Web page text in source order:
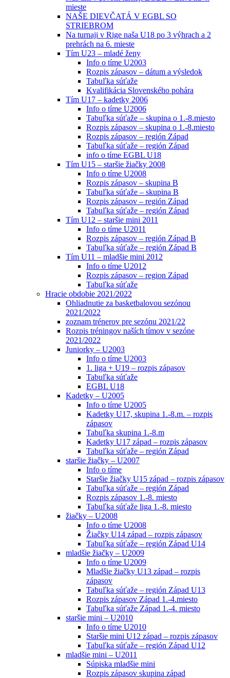
mieste
NAŠE DIEVČATÁ V EGBL SO
STRIEBROM
Na turnaji v Rige naša U18 po 3 výhrach a 2
prehrách na 6. mieste
Tím U23 – mladé ženy
Info o tíme U2003
Rozpis zápasov – dátum a výsledok
Tabuľka súťaže
Kvalifikácia Slovenského pohára
Tím U17 – kadetky 2006
Info o tíme U2006
Tabuľka súťaže – skupina o 1.-8.miesto
Rozpis zápasov – skupina o 1.-8.miesto
Rozpis zápasov – región Západ
Tabuľka súťaže – región Západ
info o tíme EGBL U18
Tím U15 – staršie žiačky 2008
Info o tíme U2008
Rozpis zápasov – skupina B
Tabuľka súťaže – skupina B
Rozpis zápasov – región Západ
Tabuľka súťaže – región Západ
Tím U12 – staršie mini 2011
Info o tíme U2011
Rozpis zápasov – región Západ B
Tabuľka súťaže – región Západ B
Tím U11 – mladšie mini 2012
Info o tíme U2012
Rozpis zápasov – region Západ
Tabuľka súťaže
Hracie obdobie 2021/2022
Ohliadnutie za basketbalovou sezónou
2021/2022
zoznam trénerov pre sezónu 2021/22
Rozpis tréningov naších tímov v sezóne
2021/2022
Juniorky – U2003
Info o tíme U2003
1. liga + U19 – rozpis zápasov
Tabuľka súťaže
EGBL U18
Kadetky – U2005
Info o tíme U2005
Kadetky U17, skupina 1.-8.m. – rozpis
zápasov
Tabuľka skupina 1.-8.m
Kadetky U17 západ – rozpis zápasov
Tabuľka súťaže – región Západ
staršie žiačky – U2007
Info o tíme
Staršie žiačky U15 západ – rozpis zápasov
Tabuľka súťaže – región Západ
Rozpis zápasov 1.-8. miesto
Tabuľka súťaže liga 1.-8. miesto
žiačky – U2008
Info o tíme U2008
Žiačky U14 západ – rozpis zápasov
Tabuľka súťaže – región Západ U14
mladšie žiačky – U2009
Info o tíme U2009
Mladšie žiačky U13 západ – rozpis
zápasov
Tabuľka súťaže – región Západ U13
Rozpis zápasov Západ 1.-4.miesto
Tabuľka súťaže Západ 1.-4. miesto
staršie mini – U2010
Info o tíme U2010
Staršie mini U12 západ – rozpis zápasov
Tabuľka súťaže – región Západ U12
mladšie mini – U2011
Súpiska mladšie mini
Rozpis zápasov skupina západ